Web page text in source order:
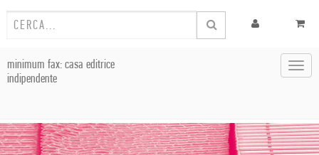
minimum fax: casa editrice
indipendente